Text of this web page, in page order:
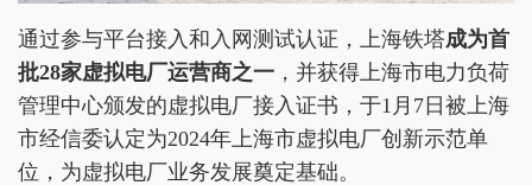
通过参与平台接入和入网测试认证，上海铁塔成为首
批28家虚拟电厂运营商之一 ，并获得上海市电力负荷
管理中心颁发的虚拟电厂接入证书，于1月7日被上海
市经信委认定为2024年上海市虚拟电厂创新示范单
位，为虚拟电厂业务发展奠定基础。